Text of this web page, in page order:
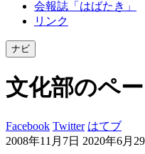
会報誌「はばたき」
リンク
ナビ
文化部のペ
Facebook Twitter はてブ
2008年11月7日 2020年6月